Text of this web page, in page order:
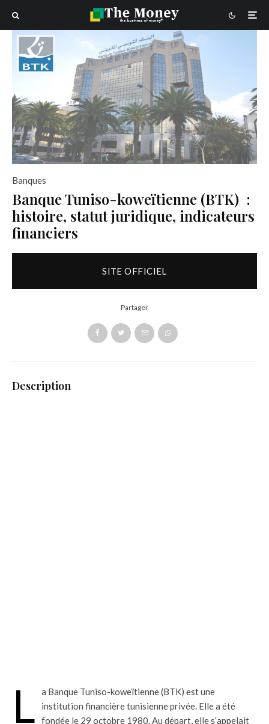
Banques
Banque Tuniso-koweïtienne (BTK) :
histoire, statut juridique, indicateurs
financiers
SITE OFFICIEL
Partager
Description
L
a Banque Tuniso-koweïtienne (BTK) est une
institution financière tunisienne privée. Elle a été
fondée le 29 octobre 1980. Au départ, elle s’appelait